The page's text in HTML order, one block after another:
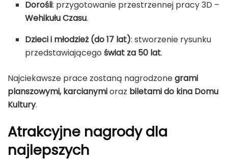
Dorośli: przygotowanie przestrzennej pracy 3D –
Wehikułu Czasu.
Dzieci i młodzież (do 17 lat): stworzenie rysunku
przedstawiającegoświat za 50 lat.
Najciekawsze prace zostaną nagrodzonegrami
planszowymi, karcianymioraz biletami do kina Domu
Kultury.
Atrakcyjne nagrody dla
najlepszych